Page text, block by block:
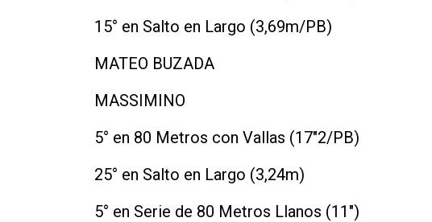
15° en Salto en Largo (3,69m/PB)
MATEO BUZADA
MASSIMINO
5° en 80 Metros con Vallas (17"2/PB)
25° en Salto en Largo (3,24m)
5° en Serie de 80 Metros Llanos (11")